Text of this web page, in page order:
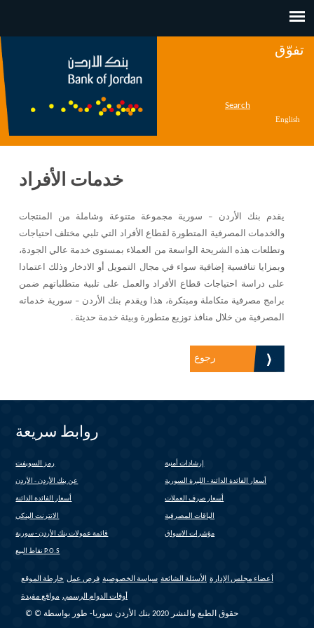
تفوّق
Search
English
خدمات الأفراد
يقدم بنك الأردن – سورية مجموعة متنوعة وشاملة من المنتجات
والخدمات المصرفية المتطورة لقطاع الأفراد التي تلبي مختلف احتياجات
وتطلعات هذه الشريحة الواسعة من العملاء بمستوى خدمة عالي الجودة،
وبمزايا تنافسية إضافية سواء في مجال التمويل أو الادخار وذلك اعتمادا
على دراسة احتياجات قطاع الأفراد والعمل على تلبية متطلباتهم ضمن
برامج مصرفية متكاملة ومبتكرة، هذا ويقدم بنك الأردن – سورية خدماته
المصرفية من خلال منافذ توزيع متطورة وبيئة خدمة حديثة .
رجوع
روابط سريعة
رمز السويفت إرشادات أمنية
عن بنك الأردن - الأردن أسعار الفائدة الدائنة - الليرة السورية
أسعار الفائدة الدائنة أسعار صرف العملات
الانترنت البنكي الباقات المصرفية
قائمة عمولات بنك الأردن - سورية مؤشرات الاسواق
نقاط البيع P.O.S
خارطة الموقع فرص عمل سياسة الخصوصية الأسئلة الشائعة أعضاء مجلس الإدارة
مواقع مفيدة أوقات الدوام الرسمي
© © حقوق الطبع والنشر 2020 بنك الأردن سوريا- طور بواسطة